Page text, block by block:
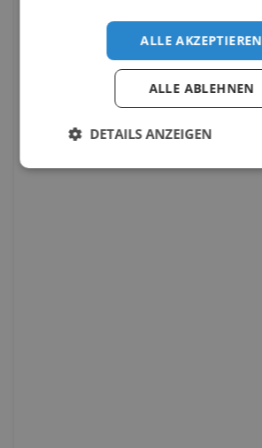
ALLE AKZEPTIEREN
ALLE ABLEHNEN
DETAILS ANZEIGEN